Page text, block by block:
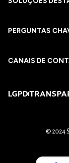
PERGUNTAS
CANAIS DE
LGPD
© 2024